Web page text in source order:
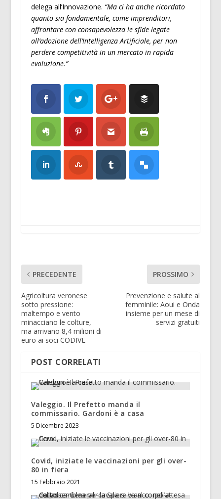
delega all’Innovazione. “Ma ci ha anche ricordato
quanto sia fondamentale, come imprenditori,
affrontare con consapevolezza le sfide legate
all’adozione dell’Intelligenza Artificiale, per non
perdere competitività in un mercato in rapida
evoluzione.”
PRECEDENTE
Agricoltura veronese
sotto pressione:
maltempo e vento
minacciano le colture,
ma arrivano 8,4 milioni di
euro ai soci CODIVE
PROSSIMO
Prevenzione e salute al
femminile: Aoui e Onda
insieme per un mese di
servizi gratuiti
POST CORRELATI
Valeggio. Il Prefetto manda il
commissario. Gardoni è a casa
5 Dicembre 2023
Covid, iniziate le vaccinazioni per gli over-
80 in fiera
15 Febbraio 2021